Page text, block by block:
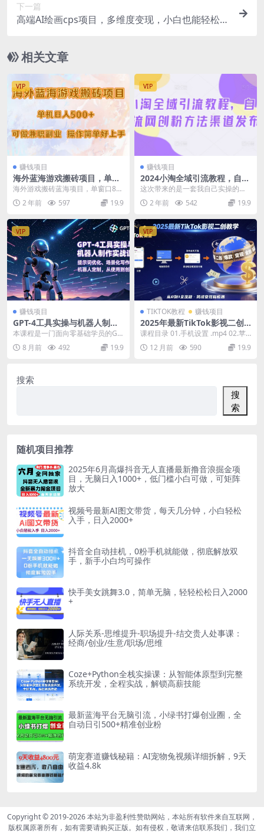
下一篇
高端AI绘画cps项目，多维度变现，小白也能轻松日
相关文章
VIP
赚钱项目
海外蓝海游戏搬砖项目，单机
日入500+，可做兼职副业，小
海外游戏搬砖蓝海项目，单窗口80
+收益稳定，金币秒回收。 项目长
期稳定，而且操作...
2 年前 597 19.9
VIP
赚钱项目
2024小淘全域引流教程，自用
引流网创粉方法渠道发布
这次带来的是一套我自己实操的引
流课程，也是本月刚刚录制好的，
主要是针对网创类粉丝...
2 年前 542 19.9
VIP
赚钱项目
GPT-4工具实操与机器人制作
实战课：提示词优化、场景化
写作、机器人定制，从使用到
创造
本课程是一门面向零基础学员的GP
T-4工具实操与机器人制作实战课。
课程从优化提示...
8 月前 492 19.9
VIP
TIKTOK教程 赚钱项目
2025年最新TikTok影视二创
教学，从注册到发布撸美金全
流程，跨境变现新机遇
课程目录 01.手机设置 .mp4 02.苹
果id购买 .mp4 03.TikT...
12 月前 590 19.9
搜索
搜
索
随机项目推荐
2025年6月高爆抖音无人直播最新撸音浪掘金项
目，无脑日入1000+，低门槛小白可做，可矩阵
放大
视频号最新AI图文带货，每天几分钟，小白轻松
入手，日入2000+
抖音全自动挂机，0粉手机就能做，彻底解放双
手，新手小白均可操作
快手美女跳舞3.0，简单无脑，轻轻松松日入2000
+
人际关系-思维提升-职场提升-结交贵人处事课：
经商/创业/生意/职场/思维
Coze+Python全栈实操课：从智能体原型到完整
系统开发，全程实战，解锁高薪技能
最新蓝海平台无脑引流，小绿书打爆创业圈，全
自动日引500+精准创业粉
萌宠赛道赚钱秘籍：AI宠物兔视频详细拆解，9天
收益4.8k
Copyright © 2019-2026本站为非盈利性赞助网站，本站所有软件来自互联网，
版权属原著所有，如有需要请购买正版。如有侵权，敬请来信联系我们，我们立